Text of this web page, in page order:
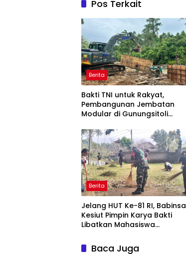
Pos Terkait
Berita
Bakti TNI untuk Rakyat,
Pembangunan Jembatan
Modular di Gunungsitoli
Abutmen
Berita
Jelang HUT Ke-81 RI, Babinsa
Kesiut Pimpin Karya Bakti
Libatkan Mahasiswa
Baca Juga